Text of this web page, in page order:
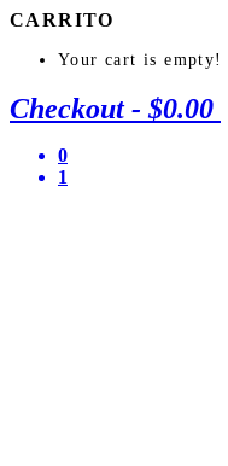
CARRITO
Your cart is empty!
Checkout - $0.00
0
1